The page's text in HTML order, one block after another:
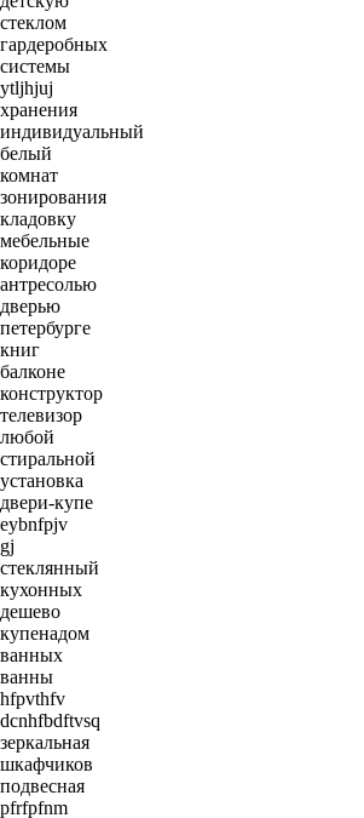
стеклом
гардеробных
системы
ytljhjuj
хранения
индивидуальный
белый
комнат
зонирования
кладовку
мебельные
коридоре
антресолью
дверью
петербурге
книг
балконе
конструктор
телевизор
любой
стиральной
установка
двери-купе
eybnfpjv
gj
стеклянный
кухонных
дешево
купенадом
ванных
ванны
hfpvthfv
dcnhfbdftvsq
зеркальная
шкафчиков
подвесная
pfrfpfnm